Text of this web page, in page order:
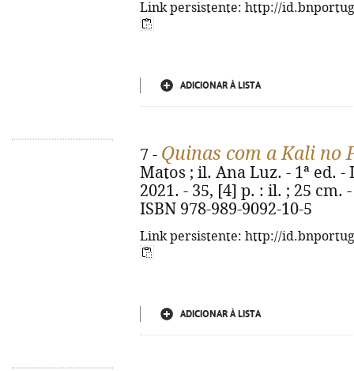
Link persistente: http://
ADICIONAR À LISTA
7 - Quinas com a Kali no
Matos ; il. Ana Luz. - 1ª ed. -
2021. - 35, [4] p. : il. ; 25 cm.
ISBN 978-989-9092-10-5
Link persistente: http://
ADICIONAR À LISTA